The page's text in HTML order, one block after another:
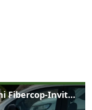
Sottoscritte le convenzioni Fibercop-Invitalia, fibra ottica per 477 mila civici